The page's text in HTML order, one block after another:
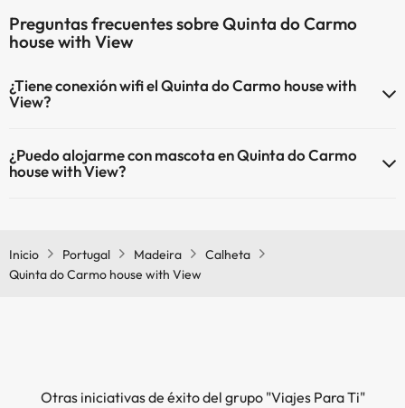
Preguntas frecuentes sobre Quinta do Carmo
house with View
¿Tiene conexión wifi el Quinta do Carmo house with
View?
¿Puedo alojarme con mascota en Quinta do Carmo
house with View?
Inicio Portugal Madeira
Calheta
Quinta do Carmo house with View
Otras iniciativas de éxito del grupo "Viajes Para Ti"